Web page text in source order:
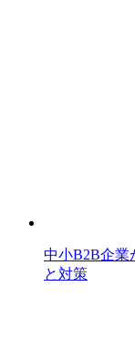
中小B2B企業
と対策